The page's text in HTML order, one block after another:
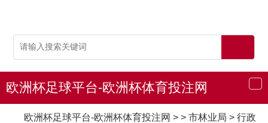
导
航
欧洲杯足球平台-欧洲杯体育投注网
欧洲杯足球平台-欧洲杯体育投注网 > > 市林业局 > 行政